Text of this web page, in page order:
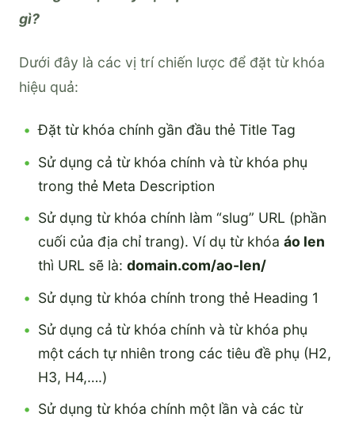
gì?
Dưới đây là các vị trí chiến lược để đặt từ khóa
hiệu quả:
Đặt từ khóa chính gần đầu thẻ Title Tag
Sử dụng cả từ khóa chính và từ khóa phụ
trong thẻ Meta Description
Sử dụng từ khóa chính làm “slug” URL (phần
cuối của địa chỉ trang). Ví dụ từ khóa áo len
thì URL sẽ là: domain.com/ao-len/
Sử dụng từ khóa chính trong thẻ Heading 1
Sử dụng cả từ khóa chính và từ khóa phụ
một cách tự nhiên trong các tiêu đề phụ (H2,
H3, H4,….)
Sử dụng từ khóa chính một lần và các từ